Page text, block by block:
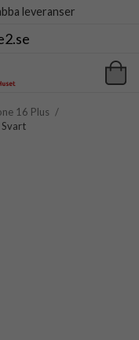
leveranser
16 Plus /